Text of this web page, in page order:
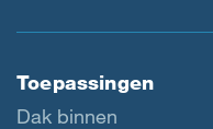
Toepassingen
Dak binnen